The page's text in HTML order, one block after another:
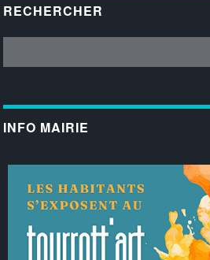
RECHERCHER
INFO MAIRIE